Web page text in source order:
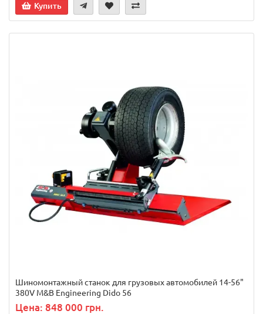
Купить
Шиномонтажный станок для грузовых автомобилей 14-56"
380V M&B Engineering Dido 56
Цена: 848 000 грн.